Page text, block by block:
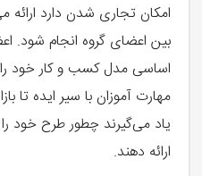
امکان تجاری شدن دارد
بین اعضای گروه انجام شود.
اساسی مدل کسب و کار خود
مهارت آموزان با سیر ایده تا
یاد می‌گیرند چطور طرح خود را
ارائه دهند.